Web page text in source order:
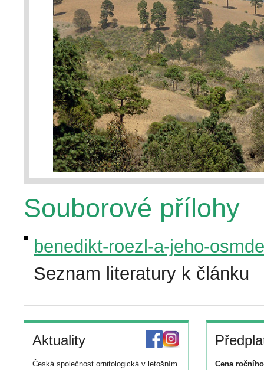
Souborové přílohy
benedikt-roezl-a-jeho-
Seznam literatury k článku
Aktuality
Česká společnost ornitologická v letošním
Cena